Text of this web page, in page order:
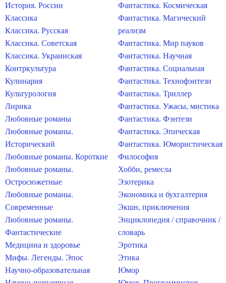
История. России
Классика
Классика. Русская
Классика. Советская
Классика. Украинская
Контркультура
Кулинария
Культурология
Лирика
Любовные романы
Любовные романы.
Исторический
Любовные романы. Короткие
Любовные романы.
Остросюжетные
Любовные романы.
Современные
Любовные романы.
Фантастические
Медицина и здоровье
Мифы. Легенды. Эпос
Научно-образовательная
Фантастика. Космическая
Фантастика. Магический
реализм
Фантастика. Мир пауков
Фантастика. Научная
Фантастика. Социальная
Фантастика. Технофэнтези
Фантастика. Триллер
Фантастика. Ужасы, мистика
Фантастика. Фэнтези
Фантастика. Эпическая
Фантастика. Юмористическая
Философия
Хобби, ремесла
Эзотерика
Экономика и бухгалтерия
Экшн, приключения
Энциклопедия / справочник /
словарь
Эротика
Этика
Юмор